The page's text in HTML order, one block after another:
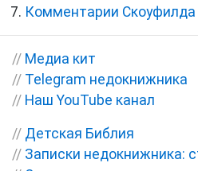
Комментарии Скоуфилда
// Медиа кит
// Telegram недокнижника
// Наш YouTube канал
// Детская Библия
// Записки недокнижника: